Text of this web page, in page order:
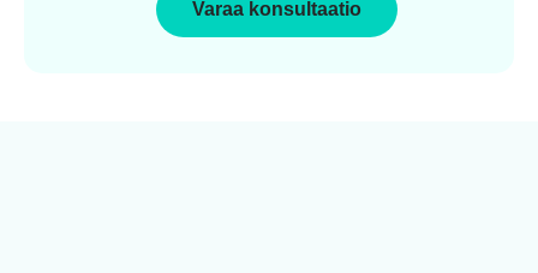
Varaa konsultaatio